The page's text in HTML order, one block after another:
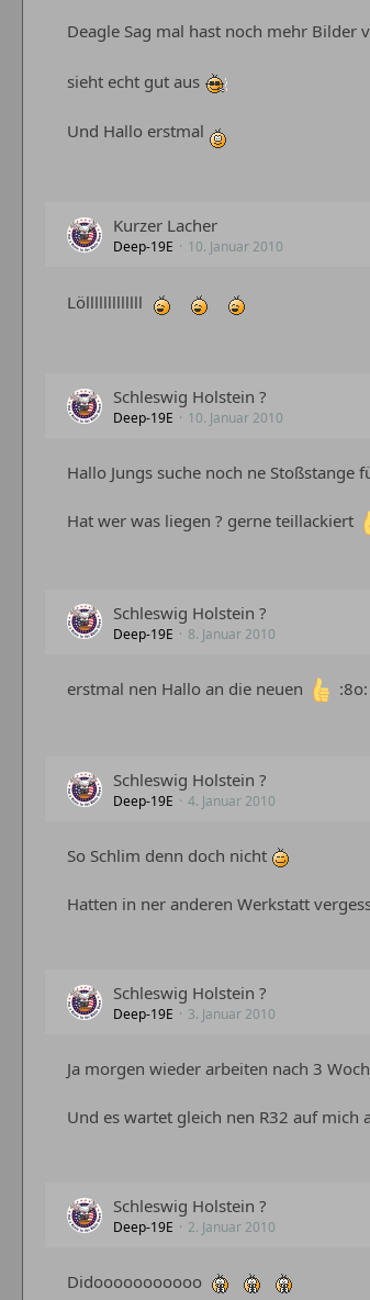
Deagle Sag mal hast noch mehr Bilder
sieht echt gut aus
Und Hallo erstmal
Kurzer Lacher
Deep-19E 10. Januar 2010
Lölllllllllllll
Schleswig Holstein ?
Deep-19E 10. Januar 2010
Hallo Jungs suche noch ne
Hat wer was liegen ? gerne teillackiert
Schleswig Holstein ?
Deep-19E 8. Januar 2010
erstmal nen Hallo an die neuen :8o:
Schleswig Holstein ?
Deep-19E 4. Januar 2010
So Schlim denn doch nicht
Hatten in ner anderen Werkstatt
Schleswig Holstein ?
Deep-19E 3. Januar 2010
Ja morgen wieder arbeiten nach 3
Und es wartet gleich nen R32 auf mich
Schleswig Holstein ?
Deep-19E 2. Januar 2010
Didooooooooooo